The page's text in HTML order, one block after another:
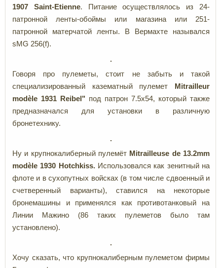
1907 Saint-Etienne. Питание осуществлялось из
24-
патронной ленты-обоймы или магазина или 251-
патронной матерчатой ленты. В Вермахте назывался
sMG 256(f).
Говоря про пулеметы, стоит не забыть и такой
специализированный казематный пулемет
Mitrailleur
modèle 1931 Reibel" под патрон 7.5x54, который также
предназначался для установки в различную
бронетехнику.
Ну и крупнокалиберный пулемёт Mitrailleuse de 13.2mm
modèle 1930 Hotchkiss. Использовался как зенитный на
флоте и в сухопутных войсках (в том числе сдвоенный и
счетверенный варианты), ставился на некоторые
бронемашины и применялся как противотанковый на
Линии Мажино (86 таких пулеметов было там
установлено).
Хочу сказать, что крупнокалиберным пулеметом фирмы